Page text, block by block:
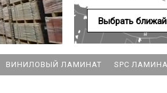
Выбрать
ВИНИЛОВЫЙ ЛАМИНАТ SPC